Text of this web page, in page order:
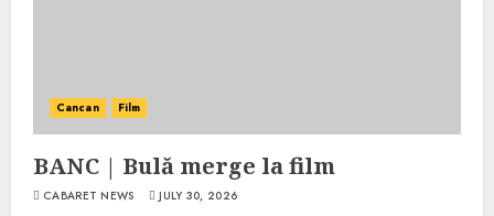
Cancan Film
BANC | Bulă merge la film
CABARET NEWS JULY 30, 2026